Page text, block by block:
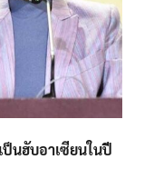
นฮับอาเซียนในปี